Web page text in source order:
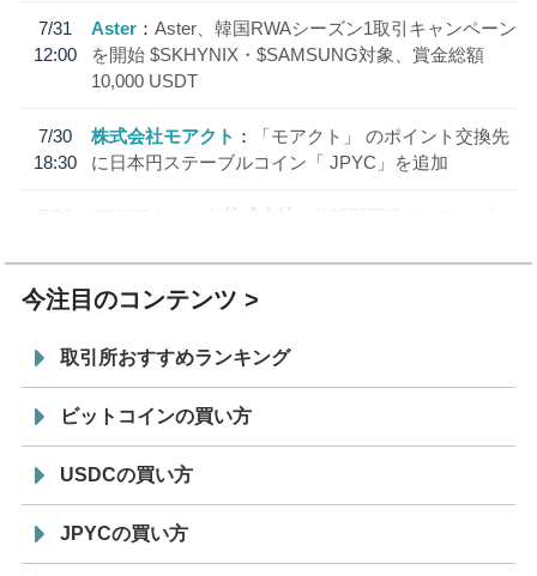
7/31
12:00
Aster
Aster、韓国RWAシーズン1取引キャンペーン
を開始 $SKHYNIX・$SAMSUNG対象、賞金総額
10,000 USDT
7/30
18:30
株式会社モアクト
「モアクト」 のポイント交換先
に日本円ステーブルコイン「 JPYC」を追加
7/29
SBI VCトレード株式会社
信託型円建てステーブル
今注目のコンテンツ
取引所おすすめランキング
ビットコインの買い方
USDCの買い方
JPYCの買い方